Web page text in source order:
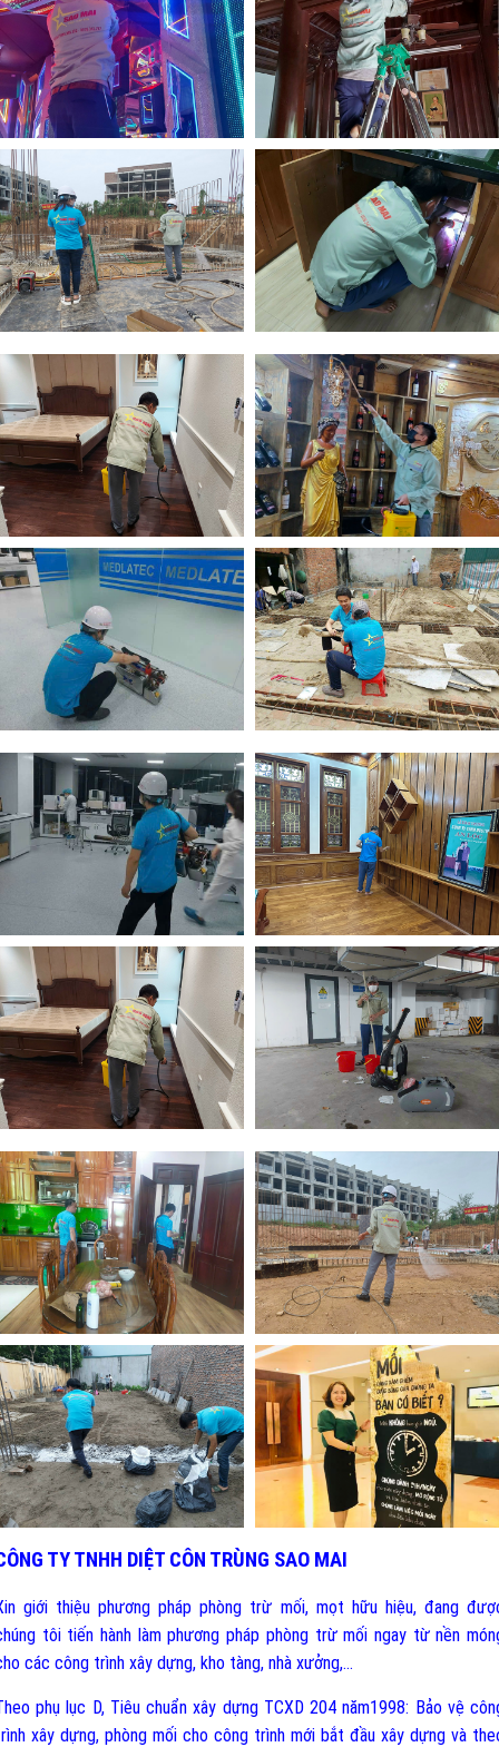
TY TNHH DIỆT CÔN TRÙNG SAO MAI
giới thiệu phương pháp phòng trừ mối, mọt hữu hiệu, đang
tôi tiến hành làm phương pháp phòng trừ mối ngay từ nền
các công trình xây dựng, kho tàng, nhà xưởng,…
phụ lục D, Tiêu chuẩn xây dựng TCXD 204 năm1998: Bảo vệ
xây dựng, phòng mối cho công trình mới bắt đầu xây dựng và